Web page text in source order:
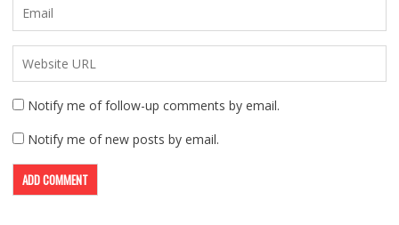
Notify me of follow-up comments by email.
Notify me of new posts by email.